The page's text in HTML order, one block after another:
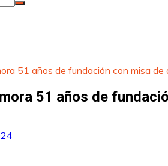
51 años de fundación con misa de
51 años de